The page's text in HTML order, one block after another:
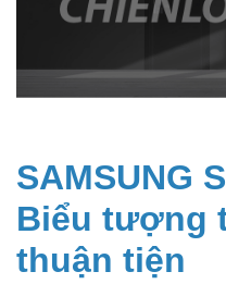
SAMSUNG
Biểu tượng
thuận tiện